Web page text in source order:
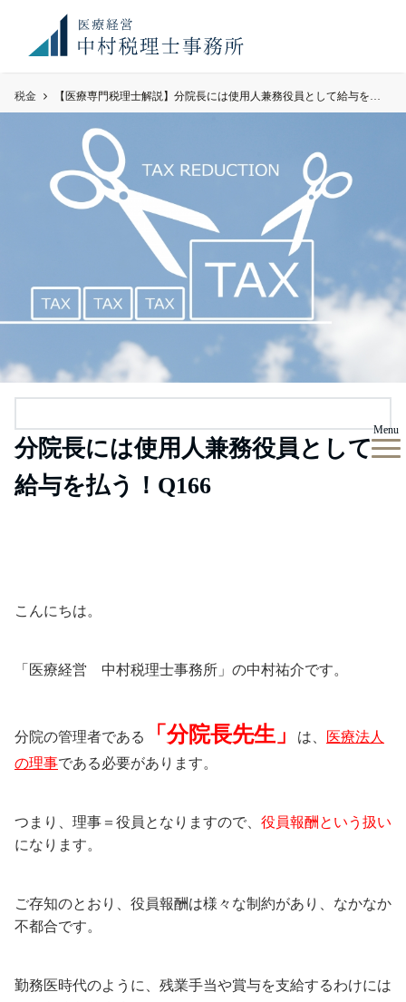
お知
らせ
満席御礼！ 現在、顧問先件数が上限に達しております。令
和8年度のご予約のご希望のみ、お問い合わせください。
Menu
税金 【医療専門税理士解説】分院長には使用人兼務役員として給与を払う!Q166
分院長には使用人兼務役員として
給与を払う！Q166
こんにちは。
「医療経営 中村税理士事務所」の中村祐介です。
分院の管理者である 「分院長先生」 は、
医療法人
の理事である必要があります。
つまり、理事＝役員となりますので、 役員報酬という扱い
になります。
ご存知のとおり、役員報酬は様々な制約があり、なかなか
不都合です。
勤務医時代のように、残業手当や賞与を支給するわけには